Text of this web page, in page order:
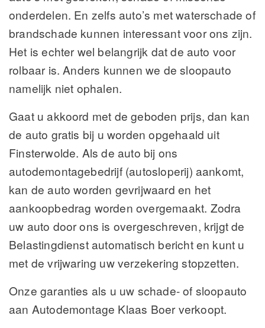
onderdelen. En zelfs auto’s met waterschade of
brandschade kunnen interessant voor ons zijn.
Het is echter wel belangrijk dat de auto voor
rolbaar is. Anders kunnen we de sloopauto
namelijk niet ophalen.
Gaat u akkoord met de geboden prijs, dan kan
de auto gratis bij u worden opgehaald uit
Finsterwolde. Als de auto bij ons
autodemontagebedrijf (autosloperij) aankomt,
kan de auto worden gevrijwaard en het
aankoopbedrag worden overgemaakt. Zodra
uw auto door ons is overgeschreven, krijgt de
Belastingdienst automatisch bericht en kunt u
met de vrijwaring uw verzekering stopzetten.
Onze garanties als u uw schade- of sloopauto
aan Autodemontage Klaas Boer verkoopt.